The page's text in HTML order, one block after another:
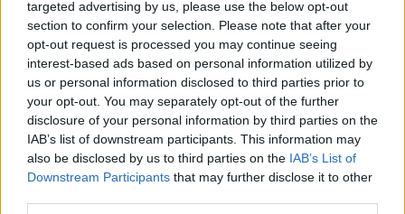
targeted advertising by us, please use the below opt-out
section to confirm your selection. Please note that after your
opt-out request is processed you may continue seeing
interest-based ads based on personal information utilized by
us or personal information disclosed to third parties prior to
your opt-out. You may separately opt-out of the further
disclosure of your personal information by third parties on the
IAB’s list of downstream participants. This information may
also be disclosed by us to third parties on the IAB’s List of
Downstream Participants that may further disclose it to other
chiedere aiuto rappresenta un segno di forza e non
di debolezza. Nessuno è solo in questa sfida.
Affrontare lo stress non solo migliora il rendimento
scolastico, ma contribuisce anche al benessere
generale.
AUTORE
Staff